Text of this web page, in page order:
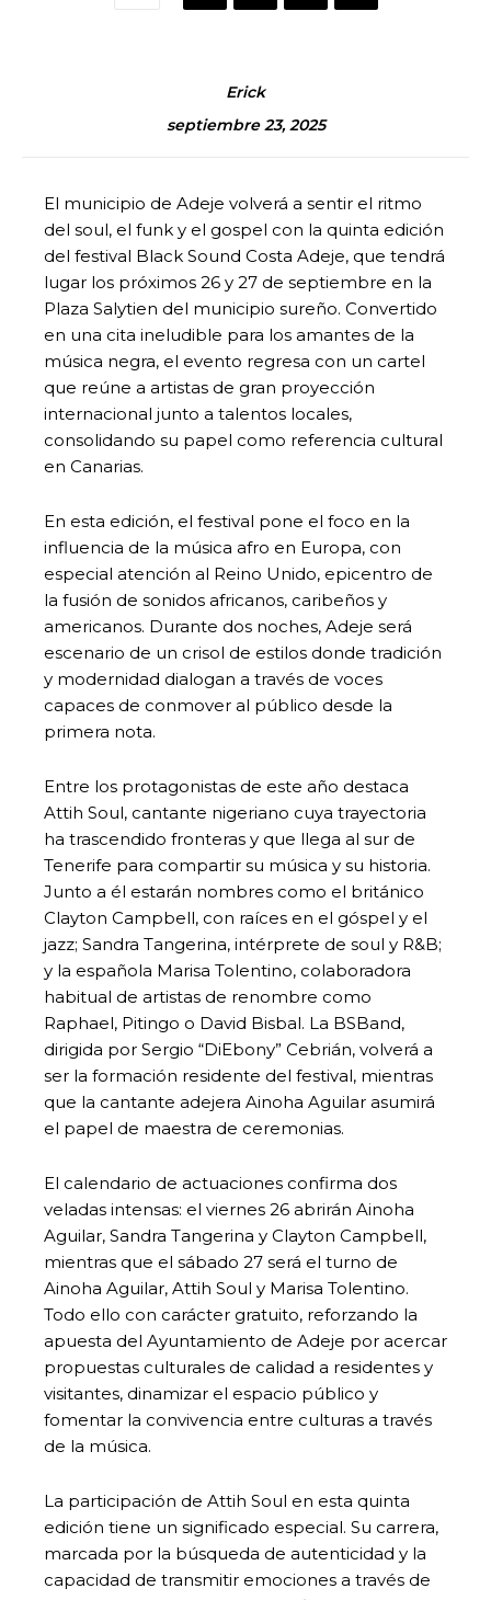
Erick
septiembre 23, 2025
El municipio de Adeje volverá a sentir el ritmo
del soul, el funk y el gospel con la quinta edición
del festival Black Sound Costa Adeje, que tendrá
lugar los próximos 26 y 27 de septiembre en la
Plaza Salytien del municipio sureño. Convertido
en una cita ineludible para los amantes de la
música negra, el evento regresa con un cartel
que reúne a artistas de gran proyección
internacional junto a talentos locales,
consolidando su papel como referencia cultural
en Canarias.
En esta edición, el festival pone el foco en la
influencia de la música afro en Europa, con
especial atención al Reino Unido, epicentro de
la fusión de sonidos africanos, caribeños y
americanos. Durante dos noches, Adeje será
escenario de un crisol de estilos donde tradición
y modernidad dialogan a través de voces
capaces de conmover al público desde la
primera nota.
Entre los protagonistas de este año destaca
Attih Soul, cantante nigeriano cuya trayectoria
ha trascendido fronteras y que llega al sur de
Tenerife para compartir su música y su historia.
Junto a él estarán nombres como el británico
Clayton Campbell, con raíces en el góspel y el
jazz; Sandra Tangerina, intérprete de soul y R&B;
y la española Marisa Tolentino, colaboradora
habitual de artistas de renombre como
Raphael, Pitingo o David Bisbal. La BSBand,
dirigida por Sergio “DiEbony” Cebrián, volverá a
ser la formación residente del festival, mientras
que la cantante adejera Ainoha Aguilar asumirá
el papel de maestra de ceremonias.
El calendario de actuaciones confirma dos
veladas intensas: el viernes 26 abrirán Ainoha
Aguilar, Sandra Tangerina y Clayton Campbell,
mientras que el sábado 27 será el turno de
Ainoha Aguilar, Attih Soul y Marisa Tolentino.
Todo ello con carácter gratuito, reforzando la
apuesta del Ayuntamiento de Adeje por acercar
propuestas culturales de calidad a residentes y
visitantes, dinamizar el espacio público y
fomentar la convivencia entre culturas a través
de la música.
La participación de Attih Soul en esta quinta
edición tiene un significado especial. Su carrera,
marcada por la búsqueda de autenticidad y la
capacidad de transmitir emociones a través de